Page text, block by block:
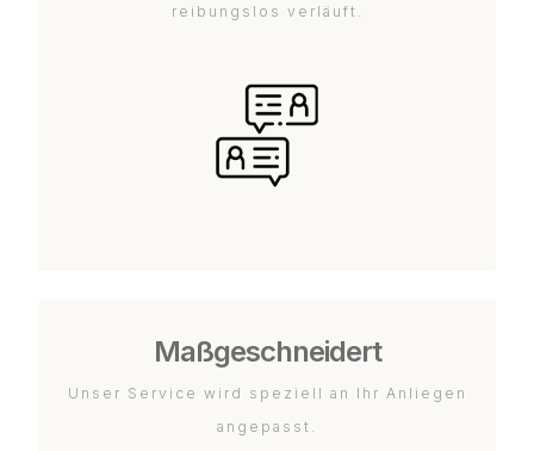
reibungslos verläuft.
Maßgeschneidert
Unser Service wird speziell an Ihr Anliegen
angepasst.